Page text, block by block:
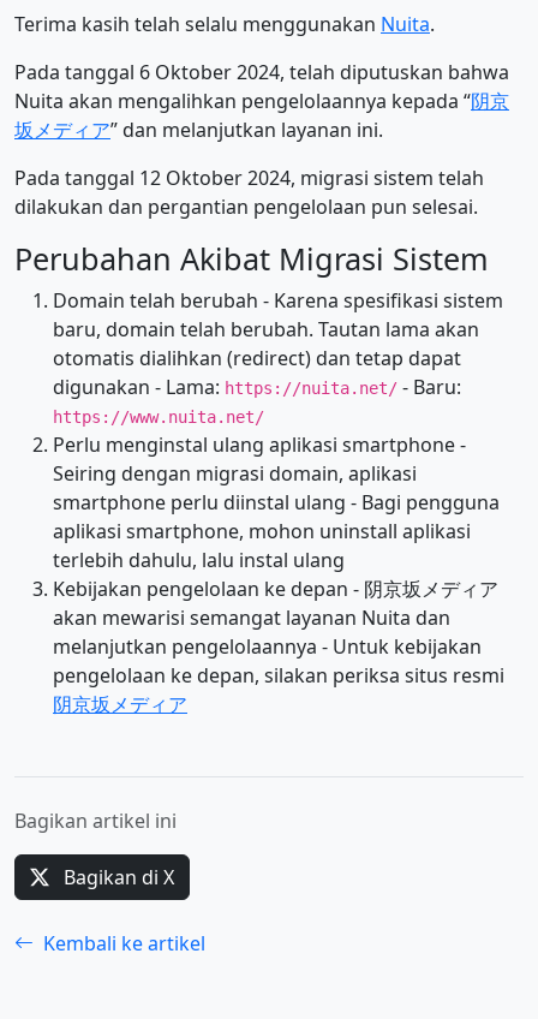
Terima kasih telah selalu menggunakan Nuita.
Pada tanggal 6 Oktober 2024, telah diputuskan bahwa
Nuita akan mengalihkan pengelolaannya kepada “阴京
坂メディア” dan melanjutkan layanan ini.
Pada tanggal 12 Oktober 2024, migrasi sistem telah
dilakukan dan pergantian pengelolaan pun selesai.
Perubahan Akibat Migrasi Sistem
Domain telah berubah - Karena spesifikasi sistem
baru, domain telah berubah. Tautan lama akan
otomatis dialihkan (redirect) dan tetap dapat
digunakan - Lama: https://nuita.net/ - Baru:
https://www.nuita.net/
Perlu menginstal ulang aplikasi smartphone -
Seiring dengan migrasi domain, aplikasi
smartphone perlu diinstal ulang - Bagi pengguna
aplikasi smartphone, mohon uninstall aplikasi
terlebih dahulu, lalu instal ulang
Kebijakan pengelolaan ke depan - 阴京坂メディア
akan mewarisi semangat layanan Nuita dan
melanjutkan pengelolaannya - Untuk kebijakan
pengelolaan ke depan, silakan periksa situs resmi
阴京坂メディア
Bagikan artikel ini
Bagikan di X
Kembali ke artikel